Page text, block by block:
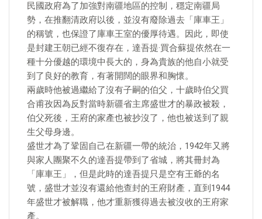
民國政府為了加強對南疆地區的控制，穩定南疆局
勢，在推翻清政府以後，並沒有廢除過去「庫車王」
的稱號，也保證了庫車王室的優厚待遇。因此，即使
是封建王朝已經不復存在，達吾提·買合蘇提依然在一
種十分優越的環境中長大的，身為貴族的他自小就受
到了良好的教育，有著開闊的眼界和胸懷。
兩歲時他被過繼給了沒有子嗣的伯父，十歲時伯父買
合甫孜因為反對當時新疆省主席盛世才的暴政被殺，
伯父死後，王府的家產也被抄沒了，他也被送到了親
生父母身邊。
盛世才為了鞏固自己在新疆一帶的統治，1942年又將
與家人團聚不久的達吾提帶到了省城，將其冊封為
「庫車王」，但是此時的達吾提只是空有王爺的名
號，盛世才並沒有還給他查封的王府財產，直到1944
年盛世才被解職，他才重新獲得過去被沒收的王府家
產。